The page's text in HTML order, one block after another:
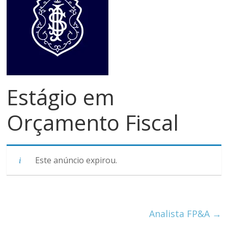
pagamentos
Estágio em
Orçamento Fiscal
Este anúncio expirou.
Analista FP&A →